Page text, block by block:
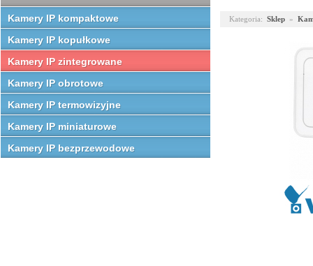
Kamery IP kompaktowe
Kamery IP kopułkowe
Kamery IP zintegrowane
Kamery IP obrotowe
Kamery IP termowizyjne
Kamery IP miniaturowe
Kamery IP bezprzewodowe
Kategoria: Sklep »